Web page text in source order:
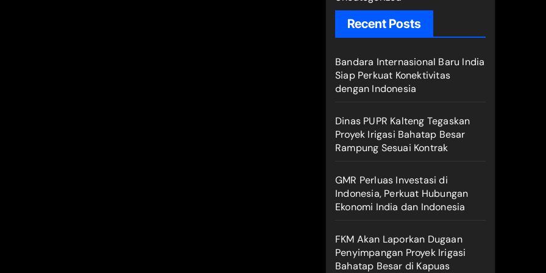
Recent Posts
Bandara Internasional Baru India
Siap Perkuat Konektivitas
dengan Indonesia
Dinas PUPR Kalteng Tegaskan
Proyek Irigasi Bahatap Besar
Rampung Sesuai Kontrak
GMR Perluas Investasi di
Indonesia, Perkuat Hubungan
Ekonomi India dan Indonesia
FKM Akan Laporkan Dugaan
Penyimpangan Proyek Irigasi
Bahatap Besar di Kapuas